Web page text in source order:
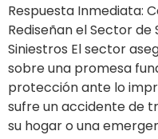
Respuesta Inmediata:
Rediseñan el Sector de
Siniestros El sector
sobre una promesa
protección ante lo
sufre un accidente de
su hogar o una